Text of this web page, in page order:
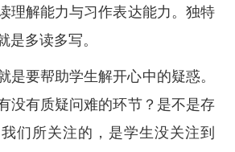
理解能力与习作表达能力。独特
是多读多写。
是要帮助学生解开心中的疑惑。
没有质疑问难的环节？是不是存
们所关注的，是学生没关注到